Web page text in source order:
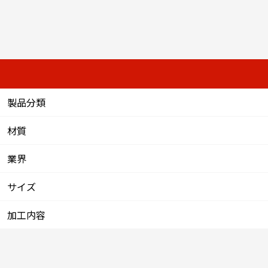
製品分類
材質
業界
サイズ
加工内容